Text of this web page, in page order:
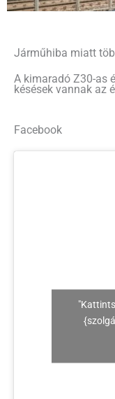
Járműhiba miatt
A kimaradó Z30-as
késések vannak az
Facebook